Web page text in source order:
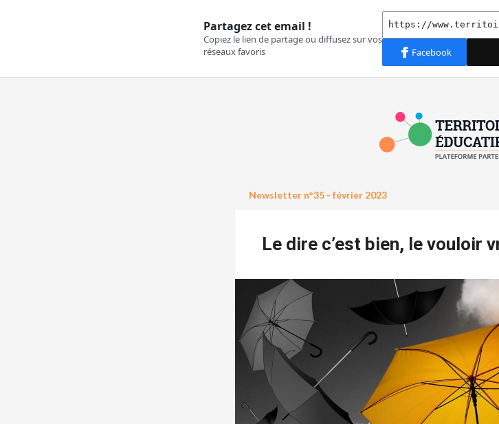
Newsletter n°35 - février 2023
Le dire c’est bien, le vouloir